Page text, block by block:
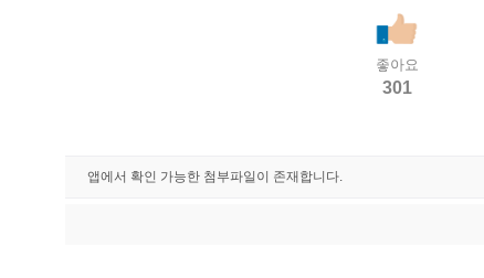
좋아요
301
앱에서 확인 가능한 첨부파일이 존재합니다.